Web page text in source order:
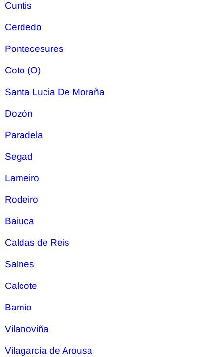
Cuntis
Cerdedo
Pontecesures
Coto (O)
Santa Lucia De Moraña
Dozón
Paradela
Segad
Lameiro
Rodeiro
Baiuca
Caldas de Reis
Salnes
Calcote
Bamio
Vilanoviña
Vilagarcía de Arousa